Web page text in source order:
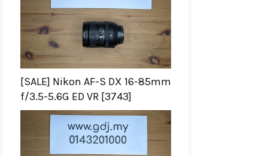
[SALE] Nikon AF-S DX 16-85mm
f/3.5-5.6G ED VR [3743]